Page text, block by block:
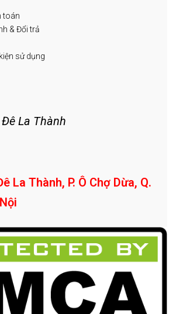
toán
& Đổi trả
sử dụng
La Thành
La Thành, P. Ô Chợ Dừa, Q.